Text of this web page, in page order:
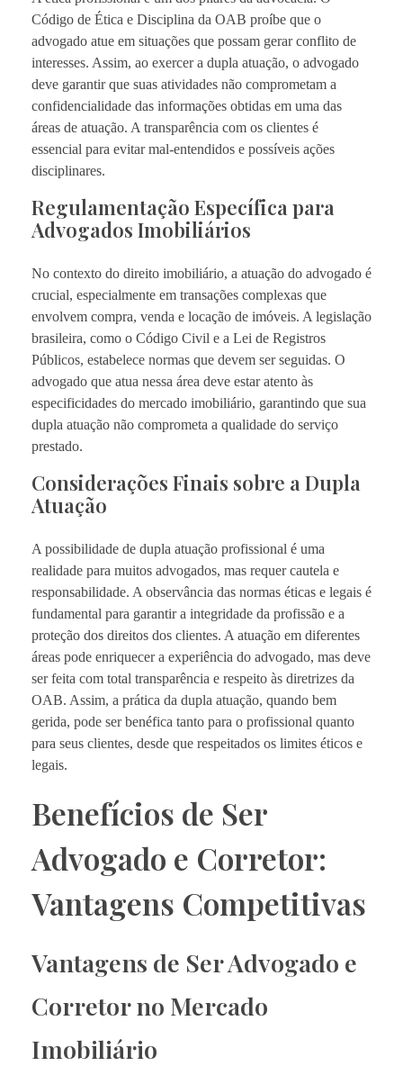
Código de Ética e Disciplina da OAB proíbe que o
advogado atue em situações que possam gerar conflito de
interesses. Assim, ao exercer a dupla atuação, o advogado
deve garantir que suas atividades não comprometam a
confidencialidade das informações obtidas em uma das
áreas de atuação. A transparência com os clientes é
essencial para evitar mal-entendidos e possíveis ações
disciplinares.
Regulamentação Específica para
Advogados Imobiliários
No contexto do direito imobiliário, a atuação do advogado é
crucial, especialmente em transações complexas que
envolvem compra, venda e locação de imóveis. A legislação
brasileira, como o Código Civil e a Lei de Registros
Públicos, estabelece normas que devem ser seguidas. O
advogado que atua nessa área deve estar atento às
especificidades do mercado imobiliário, garantindo que sua
dupla atuação não comprometa a qualidade do serviço
prestado.
Considerações Finais sobre a Dupla
Atuação
A possibilidade de dupla atuação profissional é uma
realidade para muitos advogados, mas requer cautela e
responsabilidade. A observância das normas éticas e legais é
fundamental para garantir a integridade da profissão e a
proteção dos direitos dos clientes. A atuação em diferentes
áreas pode enriquecer a experiência do advogado, mas deve
ser feita com total transparência e respeito às diretrizes da
OAB. Assim, a prática da dupla atuação, quando bem
gerida, pode ser benéfica tanto para o profissional quanto
para seus clientes, desde que respeitados os limites éticos e
legais.
Benefícios de Ser
Advogado e Corretor:
Vantagens Competitivas
Vantagens de Ser Advogado e
Corretor no Mercado
Imobiliário